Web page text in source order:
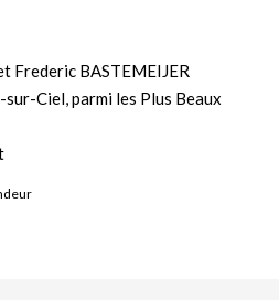
Frederic BASTEMEIJER
Ciel, parmi les Plus Beaux